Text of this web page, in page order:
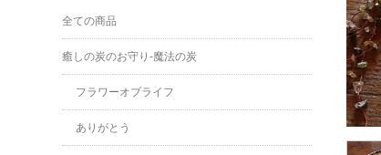
全ての商品
癒しの炭のお守り-魔法の炭
フラワーオブライフ
ありがとう